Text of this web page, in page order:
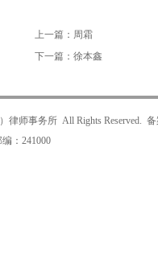
上一篇： 周霜
下一篇： 徐本鑫
律师事务所 All Rights Reserved.
：241000